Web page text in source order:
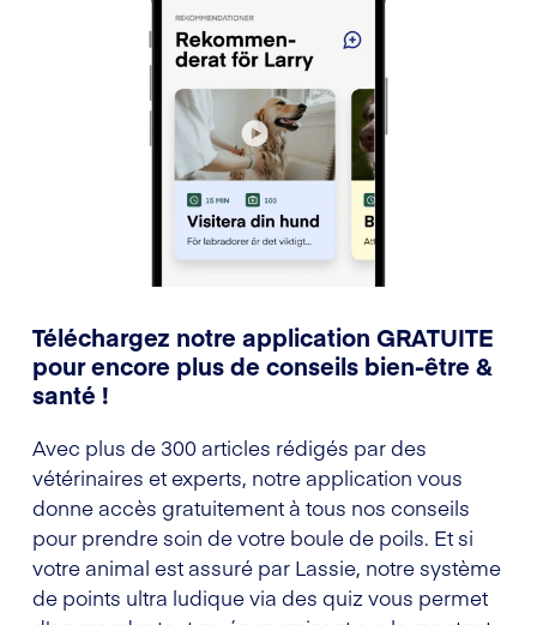
Téléchargez notre application GRATUITE
pour encore plus de conseils bien-être &
santé !
Avec plus de 300 articles rédigés par des
vétérinaires et experts, notre application vous
donne accès gratuitement à tous nos conseils
pour prendre soin de votre boule de poils. Et si
votre animal est assuré par Lassie, notre système
de points ultra ludique via des quiz vous permet